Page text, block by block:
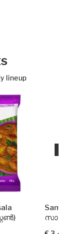
lineup
New
Sambar
സാമ്പാർ പൗഡർ